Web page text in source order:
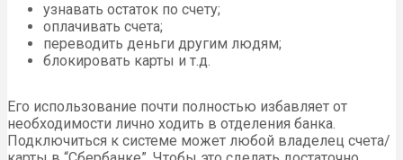
узнавать остаток по счету;
оплачивать счета;
переводить деньги другим людям;
блокировать карты и т.д.
Его использование почти полностью избавляет от
необходимости лично ходить в отделения банка.
Подключиться к системе может любой владелец счета/